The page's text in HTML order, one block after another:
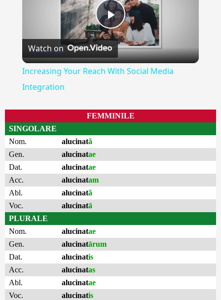
Play
Video
Watch on
Increasing Your Reach With Social Media
Integration
FEMMINILE
SINGOLARE
Nom.
alucinată
Gen.
alucinatae
Dat.
alucinatae
Acc.
alucinatam
Abl.
alucinată
Voc.
alucinatā
PLURALE
Nom.
alucinatae
Gen.
alucinatārum
Dat.
alucinatis
Acc.
alucinatas
Abl.
alucinatae
Voc.
alucinatis